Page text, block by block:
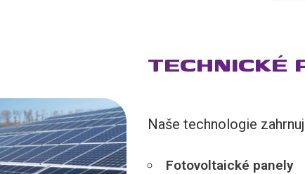
TECHNICKÉ
Naše technologie
Fotovoltaické panely